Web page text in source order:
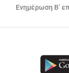
Ενημέρωση Β’